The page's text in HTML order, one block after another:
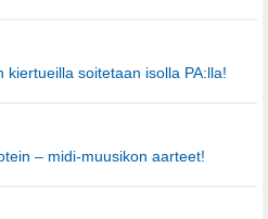
soitetaan isolla PA:lla!
– midi-muusikon aarteet!